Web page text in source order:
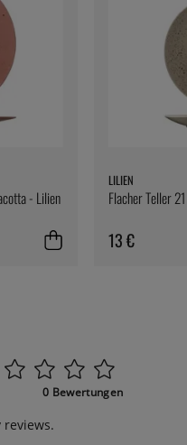
- Lilien
LILIEN
Flacher Teller
13 €
0 Bewertungen